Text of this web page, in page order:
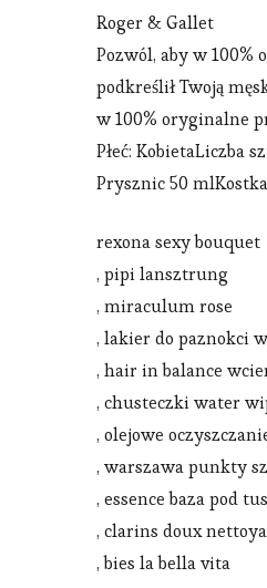
Roger & Gallet
Pozwól, aby w 100%
podkreślił Twoją
w 100% oryginalne
Płeć: KobietaLiczba
Prysznic 50
rexona sexy bouquet
, pipi lansztrung
, miraculum rose
, lakier do paznokci
, hair in balance
, chusteczki water
, olejowe
, warszawa punkty
, essence baza pod
, clarins doux
, bies la bella vita